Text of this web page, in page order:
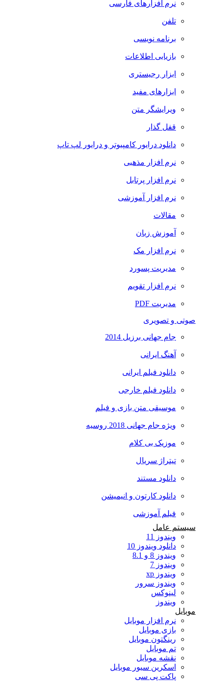
نرم افزارهای فارسی
تلفن
برنامه نویسی
بازیابی اطلاعات
ابزار رجیستری
ابزارهای مفید
ویرایشگر متن
قفل گذار
دانلود درایور کامپیوتر و درایور لپ تاپ
نرم افزار مذهبی
نرم افزار پرتابل
نرم افزار آموزشی
مقالات
آموزش زبان
نرم افزار مک
مدیریت پسورد
نرم افزار تقویم
مدیریت PDF
صوتی و تصویری
جام جهانی برزیل 2014
آهنگ ایرانی
دانلود فیلم ایرانی
دانلود فیلم خارجی
موسیقی متن بازی و فیلم
ویژه جام جهانی 2018 روسیه
موزیک بی کلام
تیتراژ سریال
دانلود مستند
دانلود کارتون و انیمیشن
فیلم آموزشی
سیستم عامل
ویندوز 11
دانلود ویندوز 10
ویندوز 8 و 8.1
ویندوز 7
ویندوز xp
ویندوز سرور
لینوکس
ویندوز
موبایل
نرم افزار موبایل
بازی موبایل
رینگتون موبایل
تم موبایل
نقشه موبایل
اسکرین سیور موبایل
پاکت پی سی